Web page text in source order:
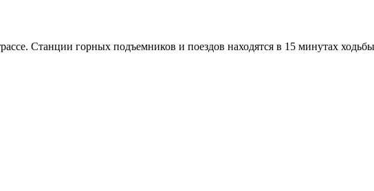
Станции горных подъемников и поездов находятся в 15 минутах ходьбы